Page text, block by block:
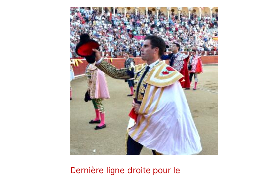
Dernière ligne droite pour le